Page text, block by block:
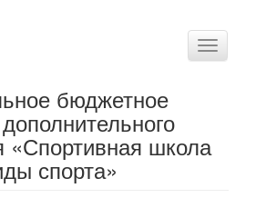
Toggle
бюджетное
«Спортивная школа
спорта»